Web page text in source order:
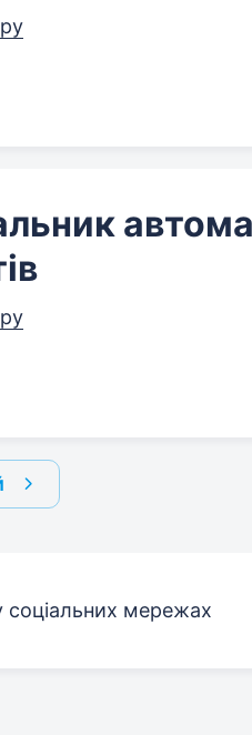
соціальних мережах